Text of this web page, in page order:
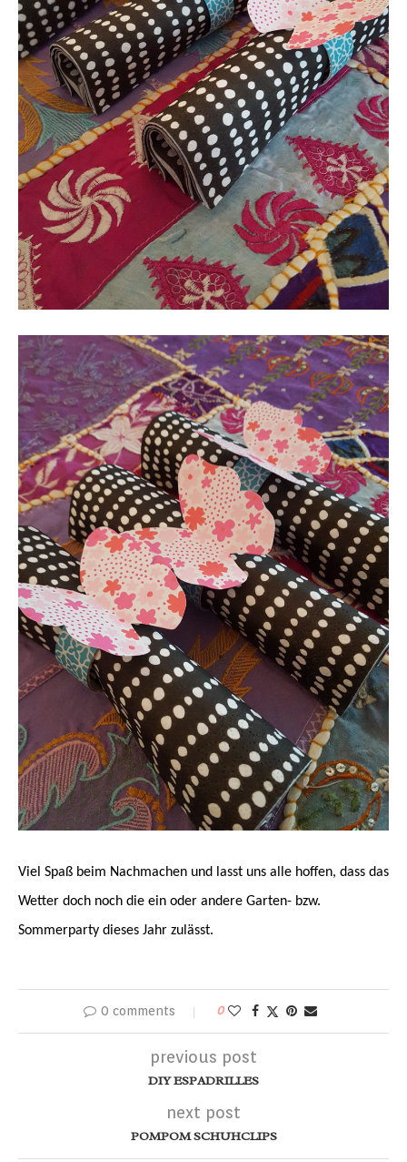
Viel Spaß beim Nachmachen und lasst uns alle hoffen, dass das
Wetter doch noch die ein oder andere Garten- bzw.
Sommerparty dieses Jahr zulässt.
0 comments 0
previous post
DIY ESPADRILLES
next post
POMPOM SCHUHCLIPS